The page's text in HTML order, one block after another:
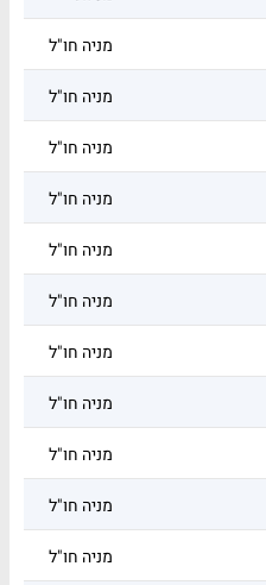
מניה חו"ל
מניה חו"ל
מניה חו"ל
מניה חו"ל
מניה חו"ל
מניה חו"ל
מניה חו"ל
מניה חו"ל
מניה חו"ל
מניה חו"ל
מניה חו"ל